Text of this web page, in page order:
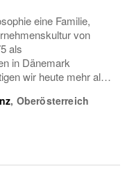
eine Familie,
von
als
in Dänemark
wir heute mehr als
eines der größten
Zu...
, Oberösterreich